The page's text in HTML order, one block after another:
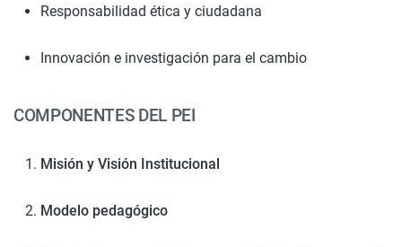
Responsabilidad ética y ciudadana
Innovación e investigación para el cambio
COMPONENTES DEL PEI
Misión y Visión Institucional
Modelo pedagógico